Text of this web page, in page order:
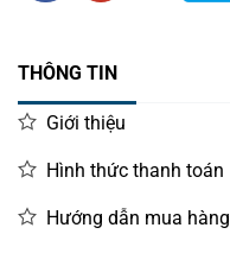
THÔNG TIN
Giới thiệu
Hình thức thanh toán
Hướng dẫn mua hàng